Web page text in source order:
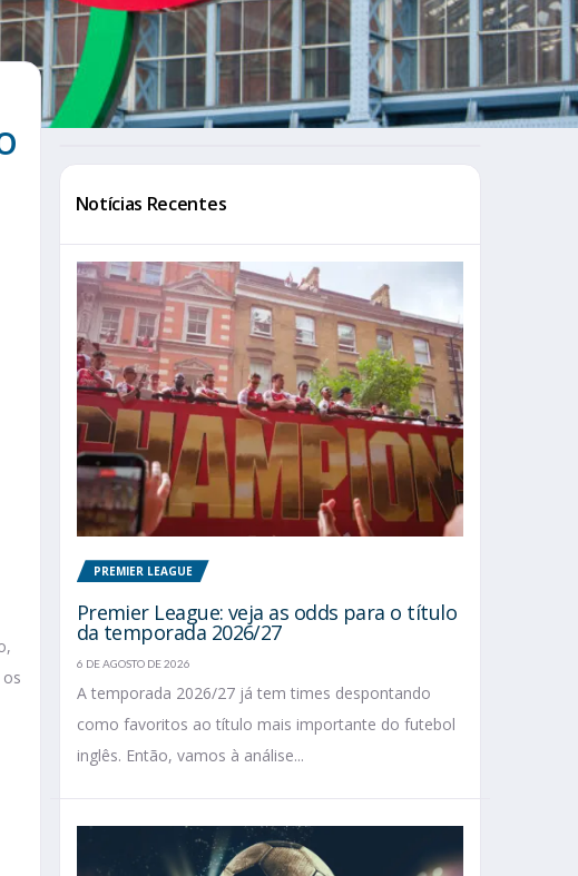
Notícias Recentes
PREMIER LEAGUE
Premier League: veja as odds para o título
da temporada 2026/27
6 DE AGOSTO DE 2026
A temporada 2026/27 já tem times despontando
como favoritos ao título mais importante do futebol
inglês. Então, vamos à análise...